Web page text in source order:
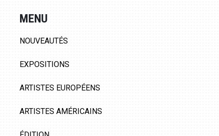
MENU
NOUVEAUTÉS
EXPOSITIONS
ARTISTES EUROPÉENS
ARTISTES AMÉRICAINS